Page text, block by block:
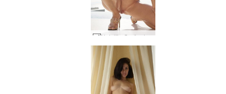
Natalija Gražuolė Graikijoje #30